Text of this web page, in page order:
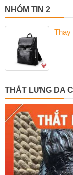
NHÓM TIN 2
Thay
THẮT LƯNG DA